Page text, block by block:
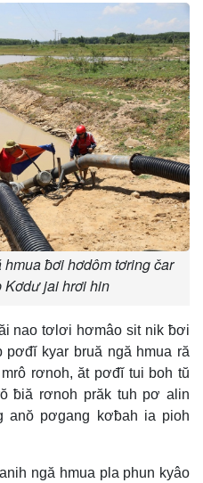
ƀơi hơdôm tơring čar
Kơdư jai hrơi hin
nao tơlơi hơmâo sit nik ƀơi
kyar bruă ngă hmua ră
rơnoh, ăt pơđĭ tui boh tŭ
ƀiă rơnoh prăk tuh pơ alin
anŏ pơgang kơƀah ia pioh
ngă hmua pla phun kyâo